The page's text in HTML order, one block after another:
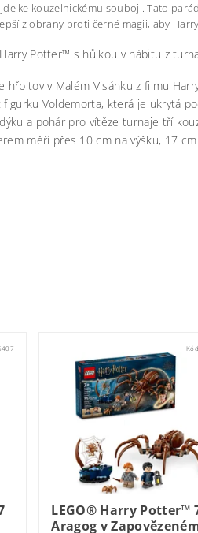
ke kouzelnickému souboji. Tato
z obrany proti černé magii, aby
Potter™ s hůlkou v hábitu z
v Malém Visánku z filmu
Voldemorta, která je ukrytá
a pohár pro vítěze turnaje tří
měří přes 10 cm na výšku, 17
Kód:
LEGO® Harry Potter™
Aragog v